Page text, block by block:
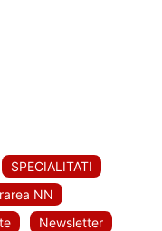
SPECIALITATI
NN
Newsletter